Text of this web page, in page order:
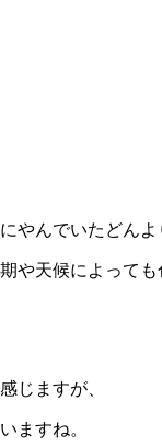
やんでいたどんよ
天候によって
じますが、
ますね。